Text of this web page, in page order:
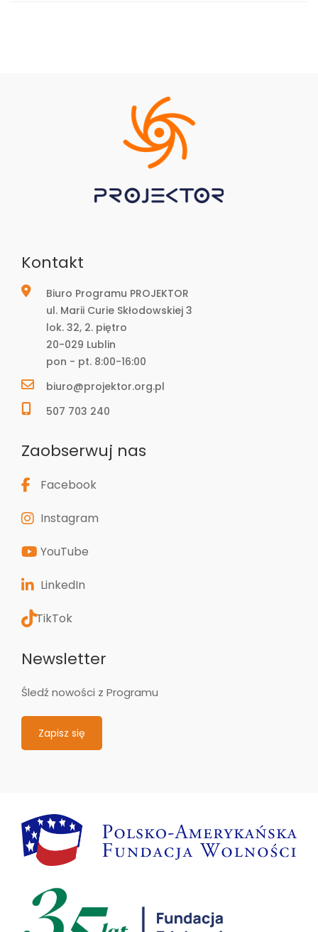
Kontakt
Biuro Programu PROJEKTOR
ul. Marii Curie Skłodowskiej 3
lok. 32, 2. piętro
20-029 Lublin
pon - pt. 8:00-16:00
biuro@projektor.org.pl
507 703 240
Zaobserwuj nas
Facebook
Instagram
YouTube
LinkedIn
TikTok
Newsletter
Śledź nowości z Programu
Zapisz się